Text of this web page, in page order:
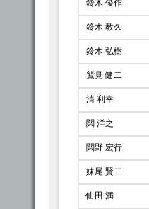
鈴木 俊作
鈴木 教久
鈴木 弘樹
鷲見 健二
清 利幸
関 洋之
関野 宏行
妹尾 賢二
仙田 満